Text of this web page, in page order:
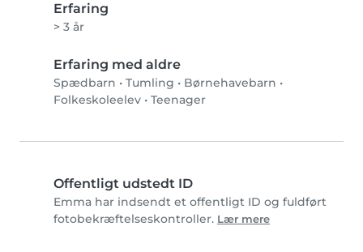
Erfaring
> 3 år
Erfaring med aldre
Spædbarn • Tumling • Børnehavebarn •
Folkeskoleelev • Teenager
Offentligt udstedt ID
Emma har indsendt et offentligt ID og fuldført
fotobekræftelseskontroller. Lær mere